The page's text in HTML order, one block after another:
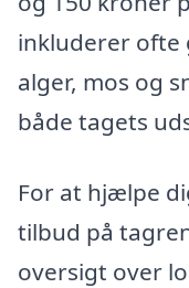
inkluderer
alger, mos og
både tagets
For at hjælpe
tilbud på
oversigt over